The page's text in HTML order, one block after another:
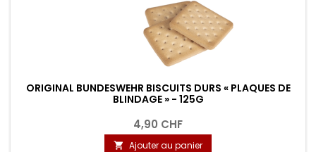
ORIGINAL BUNDESWEHR BISCUITS DURS « PLAQUES DE
BLINDAGE » - 125G
4,90 CHF
 Ajouter au panier